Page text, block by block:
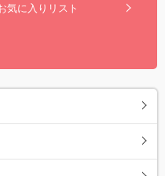
気に入りリスト